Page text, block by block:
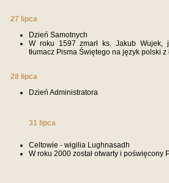
27 lipca
Dzień Samotnych
W roku 1597 zmarł ks. Jakub Wujek,
tłumacz Pisma Świętego na język polski z
28 lipca
Dzień Administratora
31 lipca
Celtowie - wigilia Lughnasadh
W roku 2000 został otwarty i poświęcony